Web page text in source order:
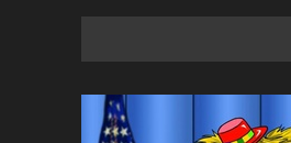
رویداد کارگاهی کارتون و پوستر
اخبار 5 ماه قبل